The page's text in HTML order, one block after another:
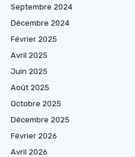
Septembre 2024
Décembre 2024
Février 2025
Avril 2025
Juin 2025
Août 2025
Octobre 2025
Décembre 2025
Février 2026
Avril 2026